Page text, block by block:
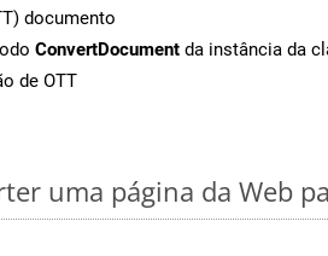
documento
ConvertDocument da instância da
de OTT
uma página da Web